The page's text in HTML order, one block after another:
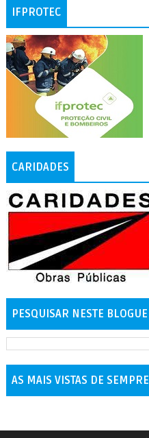
IFPROTEC
CARIDADES
PESQUISAR NESTE BLOGUE
AS MAIS VISTAS DE SEMPRE